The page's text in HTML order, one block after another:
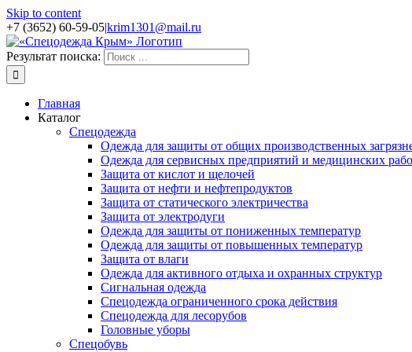
Skip to content
+7 (3652) 60-59-05|krim1301@mail.ru
Результат поиска:
Главная
Каталог
Спецодежда
Одежда для защиты от общих производственных
Одежда для сервисных предприятий и медицинских
Защита от кислот и щелочей
Защита от нефти и нефтепродуктов
Защита от статического электричества
Защита от электродуги
Одежда для защиты от пониженных температур
Одежда для защиты от повышенных температур
Защита от влаги
Одежда для активного отдыха и охранных структур
Сигнальная одежда
Спецодежда ограниченного срока действия
Спецодежда для лесорубов
Головные уборы
Спецобувь